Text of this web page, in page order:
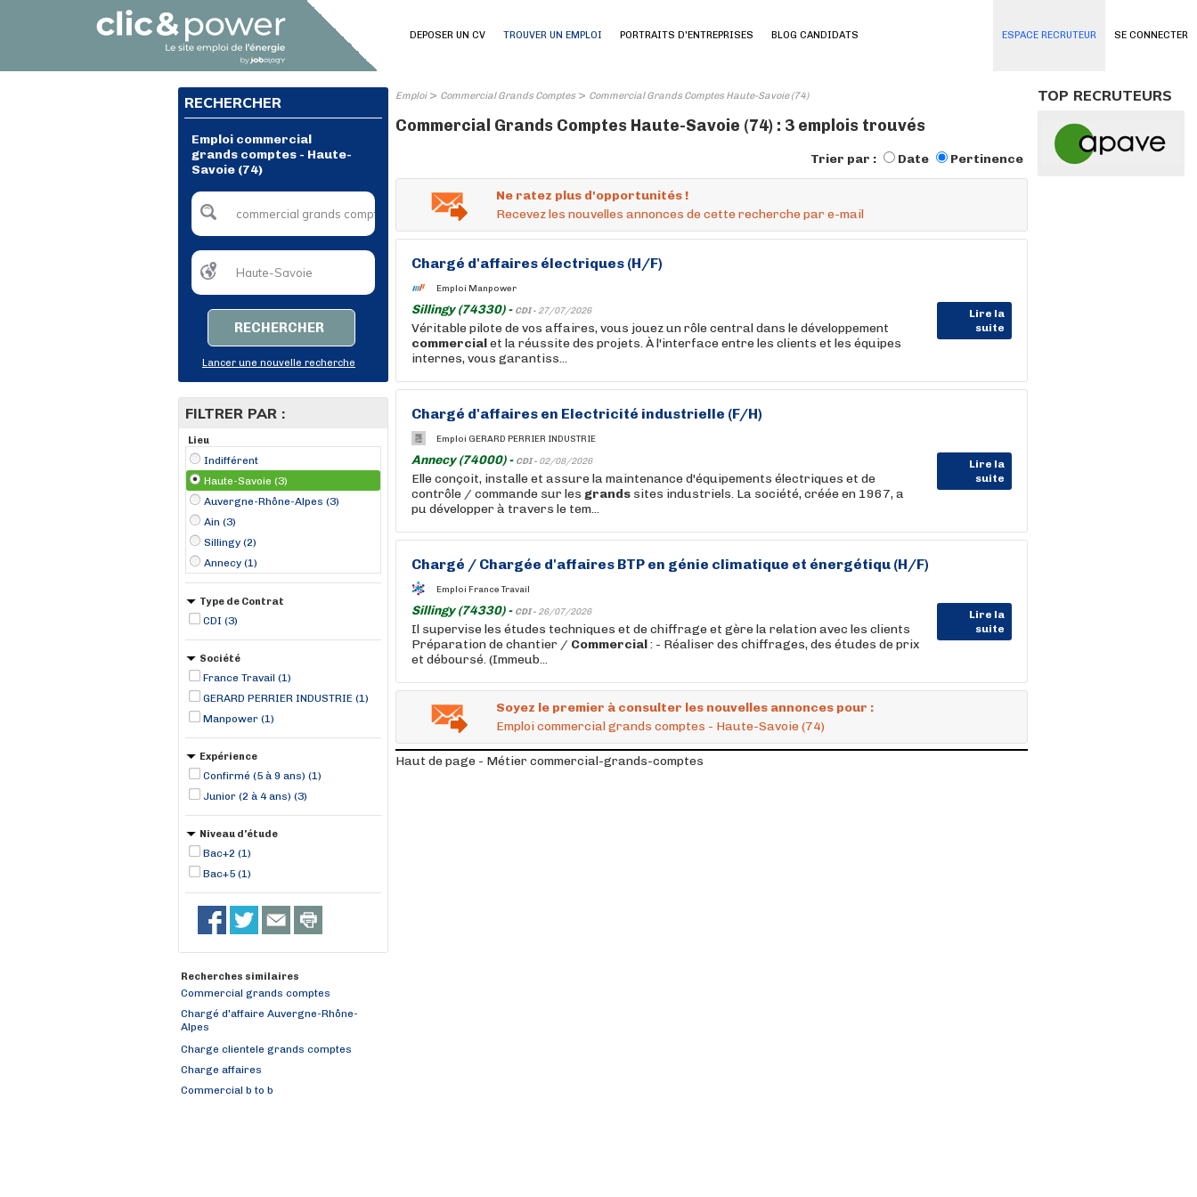
SE CONNECTER
DEPOSER UN CV TROUVER UN EMPLOI PORTRAITS D'ENTREPRISES BLOG CANDIDATS ESPACE RECRUTEUR
RECHERCHER
Emploi commercial
grands comptes - Haute-
Savoie (74)
RECHERCHER
Lancer une nouvelle recherche
FILTRER PAR :
Lieu
Indifférent
Haute-Savoie (3)
Auvergne-Rhône-Alpes (3)
Ain (3)
Sillingy (2)
Annecy (1)
Type de Contrat
CDI (3)
Société
France Travail (1)
GERARD PERRIER INDUSTRIE (1)
Manpower (1)
Expérience
Confirmé (5 à 9 ans) (1)
Junior (2 à 4 ans) (3)
Niveau d'étude
Bac+2 (1)
Bac+5 (1)
Recherches similaires
Commercial grands comptes
Chargé d'affaire Auvergne-Rhône-
Alpes
Charge clientele grands comptes
Charge affaires
Commercial b to b
Emploi> Commercial Grands Comptes> Commercial Grands Comptes Haute-Savoie (74)
Commercial Grands Comptes Haute-Savoie (74) : 3 emplois trouvés
Trier par : Date Pertinence
Ne ratez plus d'opportunités !
Recevez les nouvelles annonces de cette recherche par e-mail
Chargé d'affaires électriques (H/F)
Emploi Manpower
Sillingy (74330) - CDI - 27/07/2026
Lire la
suite
Véritable pilote de vos affaires, vous jouez un rôle central dans le développement
commercialet la réussite des projets. À l'interface entre les clients et les équipes
internes, vous garantiss...
Chargé d'affaires en Electricité industrielle (F/H)
Emploi GERARD PERRIER INDUSTRIE
Annecy (74000) - CDI - 02/08/2026
Lire la
suite
Elle conçoit, installe et assure la maintenance d'équipements électriques et de
contrôle / commande sur les grands sites industriels. La société, créée en 1967, a
pu développer à travers le tem...
Chargé / Chargée d'affaires BTP en génie climatique et énergétiqu (H/F)
Emploi France Travail
Sillingy (74330) - CDI - 26/07/2026
Lire la
suite
Il supervise les études techniques et de chiffrage et gère la relation avec les clients
Préparation de chantier / Commercial: - Réaliser des chiffrages, des études de prix
et déboursé. (Immeub...
Soyez le premier à consulter les nouvelles annonces pour :
Emploi commercial grands comptes - Haute-Savoie (74)
Haut de page - Métier commercial-grands-comptes
TOP RECRUTEURS